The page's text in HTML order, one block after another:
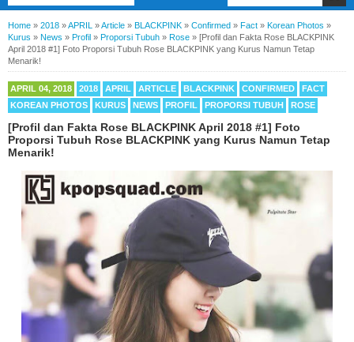
Home » 2018 »APRIL »Article » BLACKPINK » Confirmed » Fact » Korean Photos »
Kurus » News » Profil » Proporsi Tubuh » Rose » [Profil dan Fakta Rose BLACKPINK
April 2018 #1] Foto Proporsi Tubuh Rose BLACKPINK yang Kurus Namun Tetap
Menarik!
APRIL 04, 2018 2018 APRIL ARTICLE BLACKPINK CONFIRMED
FACT
KOREAN PHOTOS
KURUS NEWS PROFIL PROPORSI TUBUH ROSE
[Profil dan Fakta Rose BLACKPINK April 2018 #1] Foto
Proporsi Tubuh Rose BLACKPINK yang Kurus Namun Tetap
Menarik!